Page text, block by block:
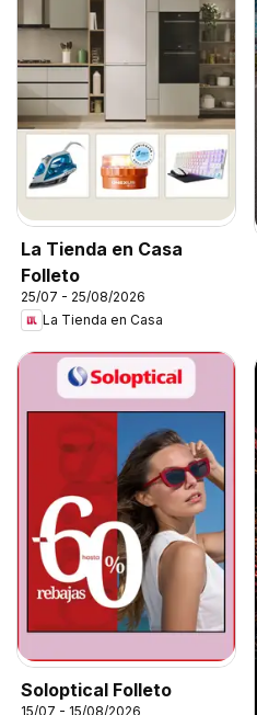
La Tienda en Casa
Folleto
25/07 - 25/08/2026
La Tienda en Casa
Soloptical Folleto
15/07 - 15/08/2026